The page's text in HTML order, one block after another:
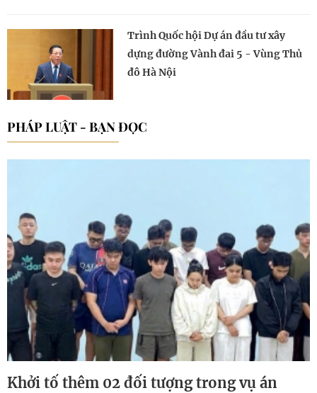
Trình Quốc hội Dự án đầu tư xây
dựng đường Vành đai 5 - Vùng Thủ
đô Hà Nội
PHÁP LUẬT - BẠN ĐỌC
Khởi tố thêm 02 đối tượng trong vụ án